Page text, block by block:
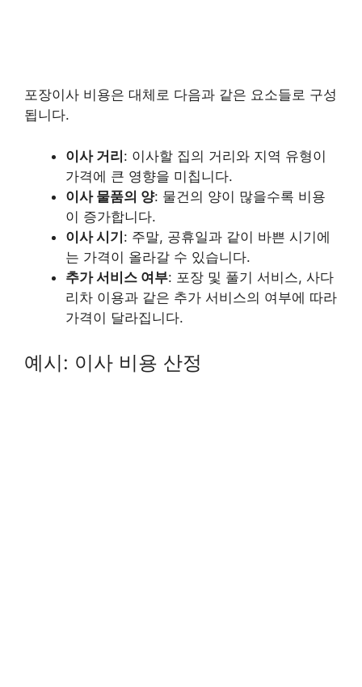
포장이사 비용은 대체로 다음과 같은 요소들로 구성
됩니다.
이사 거리: 이사할 집의 거리와 지역 유형이
가격에 큰 영향을 미칩니다.
이사 물품의 양: 물건의 양이 많을수록 비용
이 증가합니다.
이사 시기: 주말, 공휴일과 같이 바쁜 시기에
는 가격이 올라갈 수 있습니다.
추가 서비스 여부: 포장 및 풀기 서비스, 사다
리차 이용과 같은 추가 서비스의 여부에 따라
가격이 달라집니다.
예시: 이사 비용 산정